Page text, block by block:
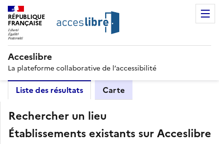
RÉPUBLIQUE
FRANÇAISE
Acceslibre
La plateforme collaborative de l’accessibilité
Liste des résultats Carte
Rechercher un lieu
Établissements existants sur Acceslibre